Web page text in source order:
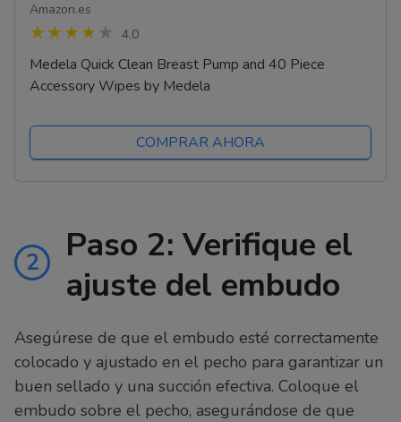
Amazon.es
4.0
Medela Quick Clean Breast Pump and 40 Piece
Accessory Wipes by Medela
COMPRAR AHORA
2
Paso 2: Verifique el
ajuste del embudo
Asegúrese de que el embudo esté correctamente
colocado y ajustado en el pecho para garantizar un
buen sellado y una succión efectiva. Coloque el
embudo sobre el pecho, asegurándose de que